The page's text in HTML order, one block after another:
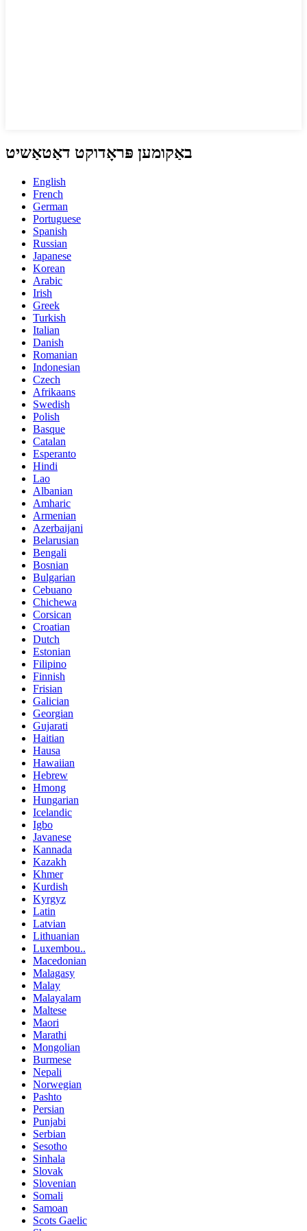
באַקומען פּראָדוקט דאַטאַשיט
English
French
German
Portuguese
Spanish
Russian
Japanese
Korean
Arabic
Irish
Greek
Turkish
Italian
Danish
Romanian
Indonesian
Czech
Afrikaans
Swedish
Polish
Basque
Catalan
Esperanto
Hindi
Lao
Albanian
Amharic
Armenian
Azerbaijani
Belarusian
Bengali
Bosnian
Bulgarian
Cebuano
Chichewa
Corsican
Croatian
Dutch
Estonian
Filipino
Finnish
Frisian
Galician
Georgian
Gujarati
Haitian
Hausa
Hawaiian
Hebrew
Hmong
Hungarian
Icelandic
Igbo
Javanese
Kannada
Kazakh
Khmer
Kurdish
Kyrgyz
Latin
Latvian
Lithuanian
Luxembou..
Macedonian
Malagasy
Malay
Malayalam
Maltese
Maori
Marathi
Mongolian
Burmese
Nepali
Norwegian
Pashto
Persian
Punjabi
Serbian
Sesotho
Sinhala
Slovak
Slovenian
Somali
Samoan
Scots Gaelic